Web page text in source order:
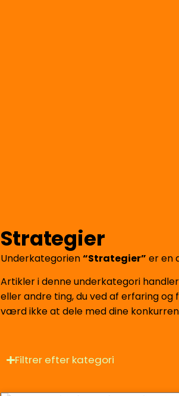
Strategier
Underkategorien“Strategier” er en
Artikler i denne underkategori
eller andre ting, du ved af erfaring
værd ikke at dele med dine
Filtrer efter kategori